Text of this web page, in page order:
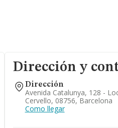
Dirección y
Dirección
Avenida Catalunya, 128 -
Cervello, 08756, Barcelona
Como llegar